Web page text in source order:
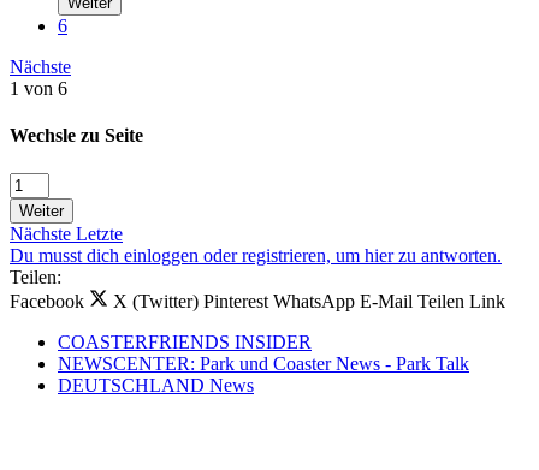
6
Nächste
1 von 6
Wechsle zu Seite
Weiter
Nächste Letzte
Du musst dich einloggen oder registrieren, um hier zu antworten.
Teilen:
Facebook
X (Twitter) Pinterest WhatsApp E-Mail Teilen Link
COASTERFRIENDS INSIDER
NEWSCENTER: Park und Coaster News - Park Talk
DEUTSCHLAND News